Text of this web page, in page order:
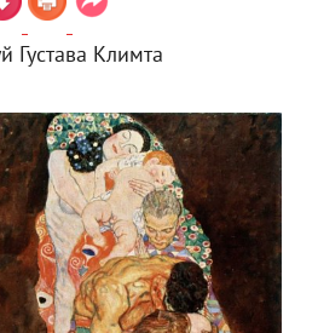
Густава Климта